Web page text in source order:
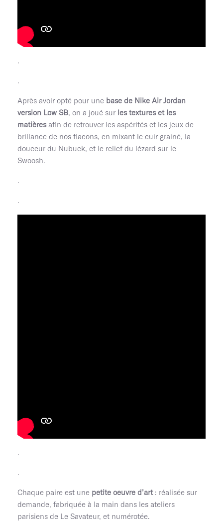
.
.
Après avoir opté pour une base de Nike Air Jordan
version Low SB, on a joué sur les textures et les
matièresafin de retrouver les aspérités et les jeux de
brillance de nos flacons, en mixant le cuir grainé, la
douceur du Nubuck, et le relief du lézard sur le
Swoosh.
.
.
.
.
Chaque paire est une petite oeuvre d’art: réalisée sur
demande, fabriquée à la main dans les ateliers
parisiens de Le Savateur, et numérotée.